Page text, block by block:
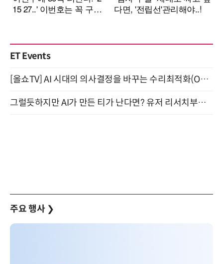
ET Events
[올쇼TV] AI 시대의 의사결정을 바꾸는 수리최적화(Optimization) 소개 (8/20 생방송)
그럴듯하지만 AI가 만든 티가 난다면? 유저 리서치부터 배포까지! (9/15)
주요 행사 ❯